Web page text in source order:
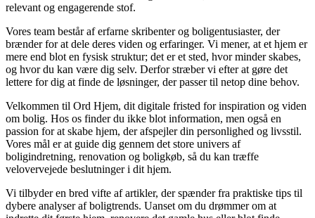
relevant og engagerende stof.
Vores team består af erfarne skribenter og boligentusiaster, der
brænder for at dele deres viden og erfaringer. Vi mener, at et hjem er
mere end blot en fysisk struktur; det er et sted, hvor minder skabes,
og hvor du kan være dig selv. Derfor stræber vi efter at gøre det
lettere for dig at finde de løsninger, der passer til netop dine behov.
Velkommen til Ord Hjem, dit digitale fristed for inspiration og viden
om bolig. Hos os finder du ikke blot information, men også en
passion for at skabe hjem, der afspejler din personlighed og livsstil.
Vores mål er at guide dig gennem det store univers af
boligindretning, renovation og boligkøb, så du kan træffe
velovervejede beslutninger i dit hjem.
Vi tilbyder en bred vifte af artikler, der spænder fra praktiske tips til
dybere analyser af boligtrends. Uanset om du drømmer om at